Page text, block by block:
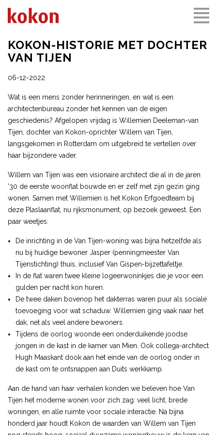
KOKON-HISTORIE MET DOCHTER
VAN TIJEN
06-12-2022
Wat is een mens zonder herinneringen, en wat is een
architectenbureau zonder het kennen van de eigen
geschiedenis? Afgelopen vrijdag is Willemien Deeleman-van
Tijen, dochter van Kokon-oprichter Willem van Tijen,
langsgekomen in Rotterdam om uitgebreid te vertellen over
haar bijzondere vader.
Willem van Tijen was een visionaire architect die al in de jaren
’30 de eerste woonflat bouwde en er zelf met zijn gezin ging
wonen. Samen met Willemien is het Kokon Erfgoedteam bij
deze Plaslaanflat, nu rijksmonument, op bezoek geweest. Een
paar weetjes:
De inrichting in de Van Tijen-woning was bijna hetzelfde als
nu bij huidige bewoner Jasper (penningmeester Van
Tijenstichting) thuis, inclusief Van Gispen-bijzettafeltje.
In de flat waren twee kleine logeerwoninkjes die je voor een
gulden per nacht kon huren.
De twee daken bovenop het dakterras waren puur als sociale
toevoeging voor wat schaduw. Willemien ging vaak naar het
dak, net als veel andere bewoners.
Tijdens de oorlog woonde een onderduikende joodse
jongen in de kast in de kamer van Mien. Ook collega-architect
Hugh Maaskant dook aan het einde van de oorlog onder in
de kast om te ontsnappen aan Duits werkkamp.
Aan de hand van haar verhalen konden we beleven hoe Van
Tijen het moderne wonen voor zich zag: veel licht, brede
woningen, en alle ruimte voor sociale interactie. Na bijna
honderd jaar houdt Kokon de waarden van Willem van Tijen